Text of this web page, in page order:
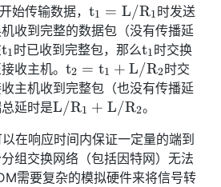
始传输数据， t_1=L/R_1
t1 = L/R1时发送
收到完整的数据包（没有传播延
t_1
t1时已收到完整包，那么t_1
t1时交换
收主机。 t_2=t_1+L/R_2
t2 = t1 + L/R2时交
主机收到完整包（也没有传播延
延时是L/R_1+L/R_2
L/R1 + L/R2。
在响应时间内保证一定量的端到
组交换网络（包括因特网）无法
需要复杂的模拟硬件来将信号转